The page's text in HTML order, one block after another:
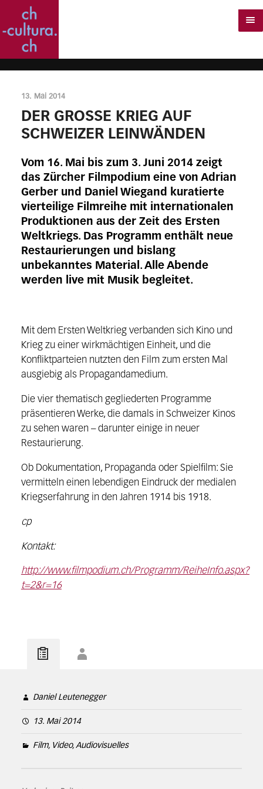
13. Mai 2014
DER GROSSE KRIEG AUF
SCHWEIZER LEINWÄNDEN
Vom 16. Mai bis zum 3. Juni 2014 zeigt
das Zürcher Filmpodium eine von Adrian
Gerber und Daniel Wiegand kuratierte
vierteilige Filmreihe mit internationalen
Produktionen aus der Zeit des Ersten
Weltkriegs. Das Programm enthält neue
Restaurierungen und bislang
unbekanntes Material. Alle Abende
werden live mit Musik begleitet.
Mit dem Ersten Weltkrieg verbanden sich Kino und
Krieg zu einer wirkmächtigen Einheit, und die
Konfliktparteien nutzten den Film zum ersten Mal
ausgiebig als Propagandamedium.
Die vier thematisch gegliederten Programme
präsentieren Werke, die damals in Schweizer Kinos
zu sehen waren – darunter einige in neuer
Restaurierung.
Ob Dokumentation, Propaganda oder Spielfilm: Sie
vermitteln einen lebendigen Eindruck der medialen
Kriegserfahrung in den Jahren 1914 bis 1918.
cp
Kontakt:
http://www.filmpodium.ch/Programm/ReiheInfo.aspx?
t=2&r=16
Daniel Leutenegger
13. Mai 2014
Film, Video, Audiovisuelles